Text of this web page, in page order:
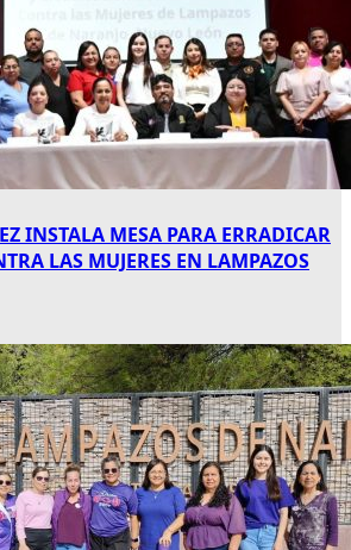
INSTALA MESA PARA ERRADICAR
LAS MUJERES EN LAMPAZOS